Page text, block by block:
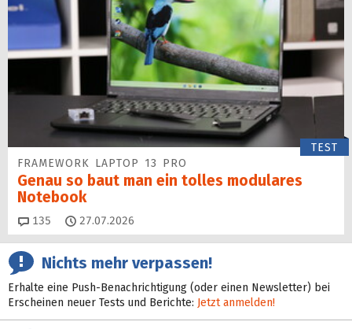
TEST
FRAMEWORK LAPTOP 13 PRO
Genau so baut man ein tolles modulares
Notebook
135 Kommentare
27.07.2026
Nichts mehr verpassen!
Erhalte eine Push-Benachrichtigung (oder einen Newsletter) bei
Erscheinen neuer Tests und Berichte: Jetzt anmelden!